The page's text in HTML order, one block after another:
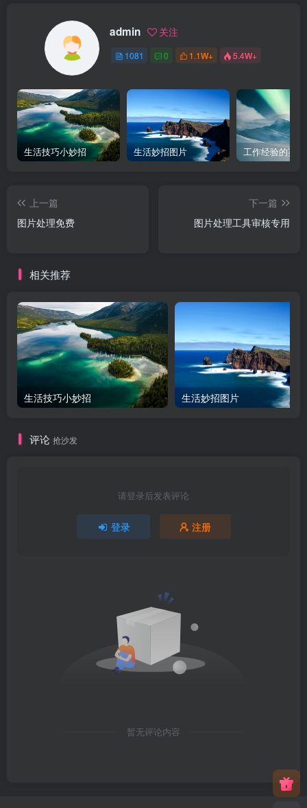
admin 关注
1081 0 1.1W+ 5.4W+
生活技巧小妙招 生活妙招图片 工作经验的英
上一篇
图片处理免费
下一篇
图片处理工具审核专用
相关推荐
生活技巧小妙招 生活妙招图片
评论 抢沙发
请登录后发表评论
登录 注册
暂无评论内容